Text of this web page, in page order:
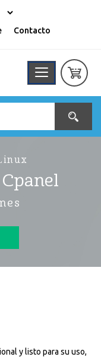
Contacto
y listo para su uso,